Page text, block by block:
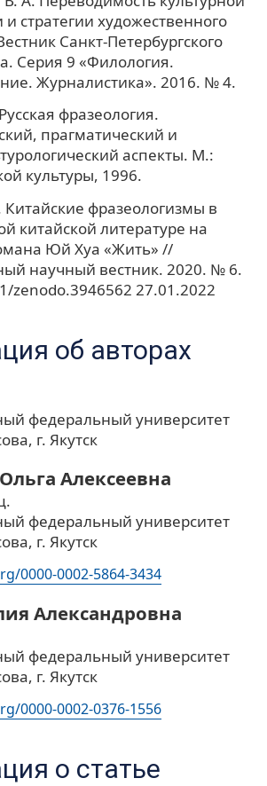
стратегии художественного
Санкт-Петербургского
Серия 9 «Филология.
Журналистика». 2016. № 4.
фразеология.
прагматический и
аспекты. М.:
культуры, 1996.
фразеологизмы в
китайской литературе на
Юй Хуа «Жить» //
научный вестник. 2020. № 6.
zenodo.3946562 27.01.2022
об авторах
федеральный университет
г. Якутск
Алексеевна
федеральный университет
г. Якутск
0000-0002-5864-3434
Александровна
федеральный университет
г. Якутск
0000-0002-0376-1556
о статье